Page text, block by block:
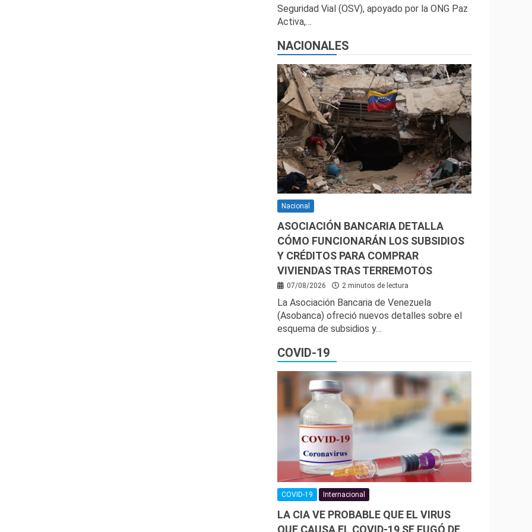
Seguridad Vial (OSV), apoyado por la ONG Paz
Activa,…
NACIONALES
Nacional
ASOCIACIÓN BANCARIA DETALLA
CÓMO FUNCIONARÁN LOS SUBSIDIOS
Y CRÉDITOS PARA COMPRAR
VIVIENDAS TRAS TERREMOTOS
07/08/2026 2 minutos de lectura
La Asociación Bancaria de Venezuela
(Asobanca) ofreció nuevos detalles sobre el
esquema de subsidios y…
COVID-19
COVID-19 Internacional
LA CIA VE PROBABLE QUE EL VIRUS